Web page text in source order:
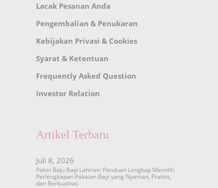
Lacak Pesanan Anda
Pengembalian & Penukaran
Kebijakan Privasi & Cookies
Syarat & Ketentuan
Frequently Asked Question
Investor Relation
Artikel Terbaru
Juli 8, 2026
Paket Baju Bayi Lahiran: Panduan Lengkap Memilih
Perlengkapan Pakaian Bayi yang Nyaman, Praktis,
dan Berkualitas